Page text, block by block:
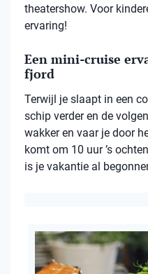
theatershow. Voor
ervaring!
Een mini-cruise
fjord
Terwijl je slaapt in een
schip verder en de
wakker en vaar je door
komt om 10 uur ’s
is je vakantie al